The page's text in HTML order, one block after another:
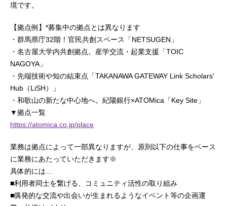
境です。
【拠点例】*募集中の拠点とは異なります
・群馬県庁32階！官民共創スペース「NETSUGEN」
・名古屋大学内共創拠点。産学交流・起業支援「TOIC
NAGOYA」
・先端技術や知の結束点「TAKANAWA GATEWAY Link Scholarsʼ
Hub（LiSH）」
・和歌山の新たな中心地へ。紀陽銀行×ATOMica「Key Site」
▼拠点一覧
https://atomica.co.jp/place
業務は拠点によって一部異なりますが、原則以下の仕事をベース
に業務にあたっていただきます※
具体的には…
■利用者同士を繋げる、コミュニティ活性の取り組み
■偶発的な交流や出会いが生まれるようなイベント等の企画運